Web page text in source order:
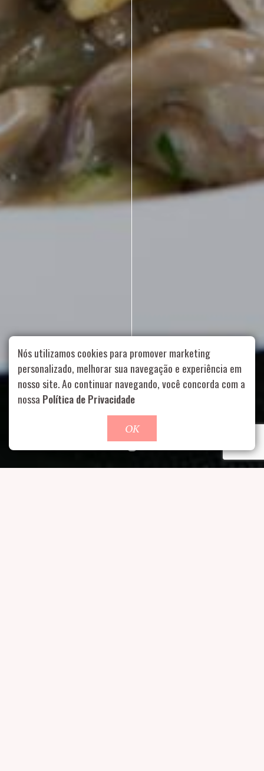
Rua Aurélia, 1714 – Vila Romana, São Paulo – SP | 55 11
99178-5848 | contato@nucleofood.com
Role para continar
Nós utilizamos cookies para promover marketing
personalizado, melhorar sua navegação e experiência em
nosso site. Ao continuar navegando, você concorda com a
nossa Política de Privacidade
OK